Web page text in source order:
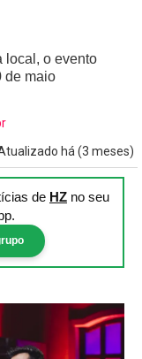
local, o evento
de maio
há (3 meses)
de HZ no seu